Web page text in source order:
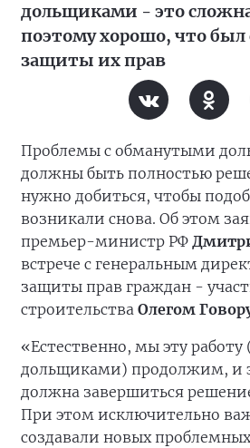
дольщиками - это
поэтому хорошо, что был
защиты их прав
Проблемы с обманутыми
должны быть полностью
нужно добиться, чтобы
возникали снова. Об этом
премьер-министр РФ
встрече с генеральным
защиты прав граждан -
строительства Олегом
«Естественно, мы эту
дольщиками) продолжим, и
должна завершиться
При этом исключительно
создавали новых